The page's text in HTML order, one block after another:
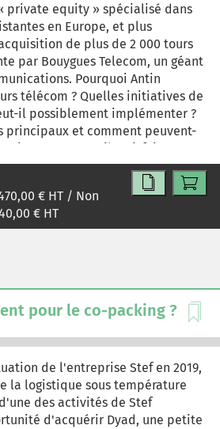
private equity » spécialisé dans
en Europe, et plus
de plus de 2 000 tours
par Bouygues Telecom, un géant
Pourquoi Antin
télécom ? Quelles initiatives de
il possiblement implémenter ?
principaux et comment peuvent-
peut-il satisfaire aux
d'Antin ? L'épilogue du cas
fin 2013, les initiatives de
en œuvre par Antin de 2013 à
de détention de l'actif, ainsi de
€ HT / Non
€ HT
pour le co-packing ?
de l'entreprise Stef en 2019,
la logistique sous température
des activités de Stef
d'acquérir Dyad, une petite